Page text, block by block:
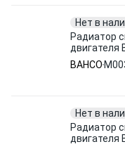
Нет в
Радиатор
двигателя
BAHCO
Нет в
Радиатор
двигателя